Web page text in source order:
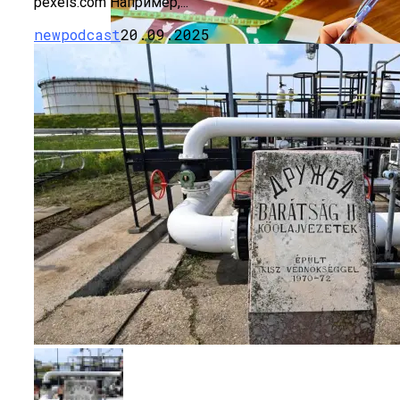
Как Мы Худеем: 8 Этапов Похудения У
Мужчин И Женщин
newpodcast20.09.2025